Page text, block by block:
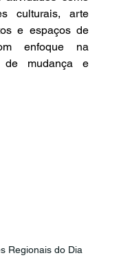
culturais, arte
e espaços de
enfoque na
de mudança e
Regionais do Dia